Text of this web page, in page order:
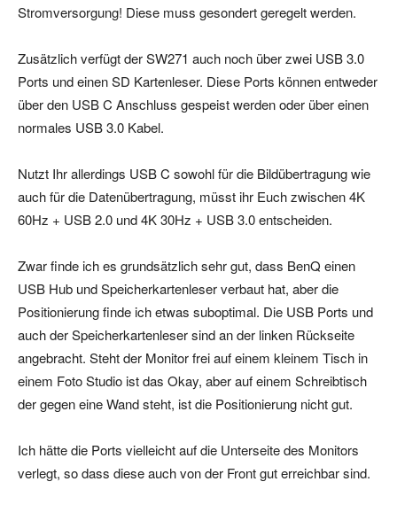
Stromversorgung! Diese muss gesondert geregelt werden.
Zusätzlich verfügt der SW271 auch noch über zwei USB 3.0
Ports und einen SD Kartenleser. Diese Ports können entweder
über den USB C Anschluss gespeist werden oder über einen
normales USB 3.0 Kabel.
Nutzt Ihr allerdings USB C sowohl für die Bildübertragung wie
auch für die Datenübertragung, müsst ihr Euch zwischen 4K
60Hz + USB 2.0 und 4K 30Hz + USB 3.0 entscheiden.
Zwar finde ich es grundsätzlich sehr gut, dass BenQ einen
USB Hub und Speicherkartenleser verbaut hat, aber die
Positionierung finde ich etwas suboptimal. Die USB Ports und
auch der Speicherkartenleser sind an der linken Rückseite
angebracht. Steht der Monitor frei auf einem kleinem Tisch in
einem Foto Studio ist das Okay, aber auf einem Schreibtisch
der gegen eine Wand steht, ist die Positionierung nicht gut.
Ich hätte die Ports vielleicht auf die Unterseite des Monitors
verlegt, so dass diese auch von der Front gut erreichbar sind.